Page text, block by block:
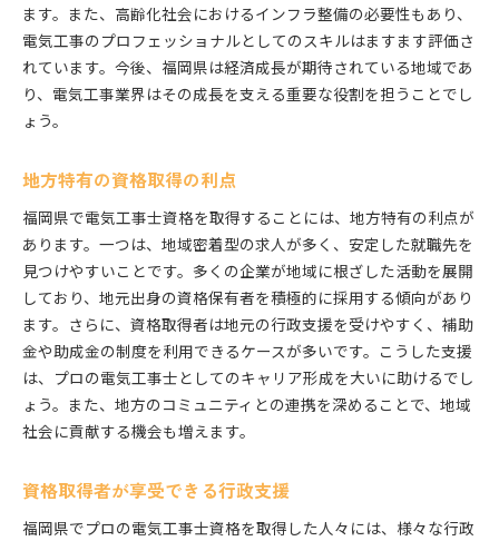
ます。また、高齢化社会におけるインフラ整備の必要性もあり、
電気工事のプロフェッショナルとしてのスキルはますます評価さ
れています。今後、福岡県は経済成長が期待されている地域であ
り、電気工事業界はその成長を支える重要な役割を担うことでし
ょう。
地方特有の資格取得の利点
福岡県で電気工事士資格を取得することには、地方特有の利点が
あります。一つは、地域密着型の求人が多く、安定した就職先を
見つけやすいことです。多くの企業が地域に根ざした活動を展開
しており、地元出身の資格保有者を積極的に採用する傾向があり
ます。さらに、資格取得者は地元の行政支援を受けやすく、補助
金や助成金の制度を利用できるケースが多いです。こうした支援
は、プロの電気工事士としてのキャリア形成を大いに助けるでし
ょう。また、地方のコミュニティとの連携を深めることで、地域
社会に貢献する機会も増えます。
資格取得者が享受できる行政支援
福岡県でプロの電気工事士資格を取得した人々には、様々な行政